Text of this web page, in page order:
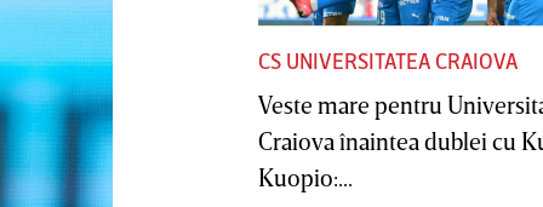
CS UNIVERSITATEA CRAIOVA
Veste mare pentru
Craiova înaintea dublei cu
Kuopio:...